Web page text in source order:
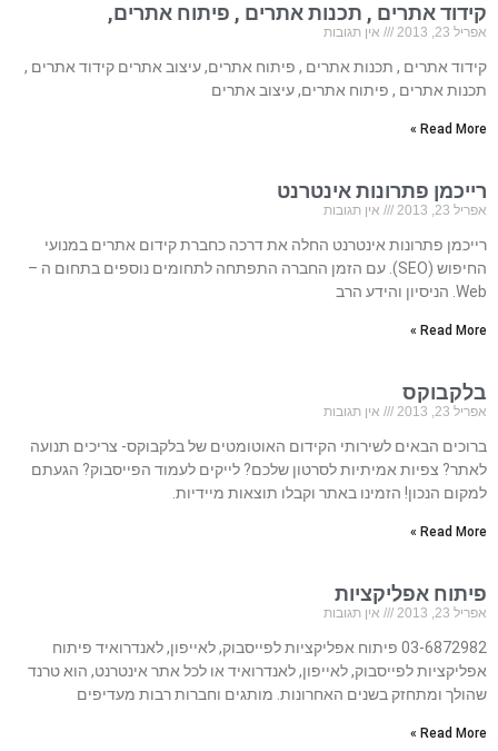
קידוד אתרים , תכנות אתרים , פיתוח אתרים,
אפריל 23, 2013 אין תגובות
קידוד אתרים , תכנות אתרים , פיתוח אתרים, עיצוב אתרים קידוד אתרים ,
תכנות אתרים , פיתוח אתרים, עיצוב אתרים
Read More »
רייכמן פתרונות אינטרנט
אפריל 23, 2013 אין תגובות
רייכמן פתרונות אינטרנט החלה את דרכה כחברת קידום אתרים במנועי
החיפוש (SEO). עם הזמן החברה התפתחה לתחומים נוספים בתחום ה –
Web. הניסיון והידע הרב
Read More »
בלקבוקס
אפריל 23, 2013 אין תגובות
ברוכים הבאים לשירותי הקידום האוטומטים של בלקבוקס- צריכים תנועה
לאתר? צפיות אמיתיות לסרטון שלכם? לייקים לעמוד הפייסבוק? הגעתם
למקום הנכון! הזמינו באתר וקבלו תוצאות מיידיות.
Read More »
פיתוח אפליקציות
אפריל 23, 2013 אין תגובות
03-6872982 פיתוח אפליקציות לפייסבוק, לאייפון, לאנדרואיד פיתוח
אפליקציות לפייסבוק, לאייפון, לאנדרואיד או לכל אתר אינטרנט, הוא טרנד
שהולך ומתחזק בשנים האחרונות. מותגים וחברות רבות מעדיפים
Read More »